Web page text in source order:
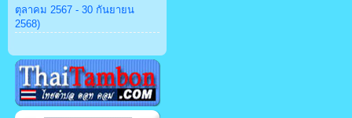
ตุลาคม 2567 - 30 กันยายน
2568)